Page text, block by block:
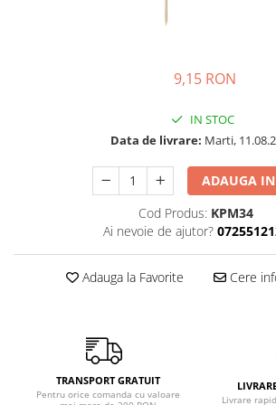
Petrecere Buburuza Miraculoasa
Petrecere Ferma Animalelor
Petrecere Frozen
Petrecere Little Star
Petrecere LOL Surprise
Petrecere Lovely Swan
Petrecere Minnie Mouse
Petrecere Printese Disney
Petrecere Unicorni
Petreceri Adulti
9,15 RON
IN STOC
Data de livrare: Marti,
ADAUGA IN
Cod Produs: KPM34
Ai nevoie de ajutor?
Adauga la Favorite Cere
TRANSPORT GRATUIT
Pentru orice comanda cu valoare
Livrare